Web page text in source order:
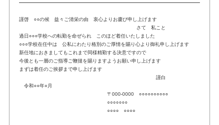
謹啓 ○○の候 益々ご清栄の由 衷心よりお慶び申し上げます
さて 私こと
過日○○○学校への転勤を命ぜられ このほど着任いたしました
○○○学校在任中は 公私にわたり格別のご厚情を賜り心より御礼申し上げます
新任地におきましてもこれまで同様精勤する決意ですので
今後とも一層のご指導ご鞭撻を賜りますようお願い申し上げます
まずは着任のご挨拶まで申し上げます
謹白
令和○○年○月
〒000-0000 ○○○○○○○○○○
○○○○○○○
○○○○ ○○○○